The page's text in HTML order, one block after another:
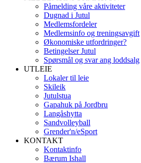
Påmelding våre aktiviteter
Dugnad i Jutul
Medlemsfordeler
Medlemsinfo og treningsavgift
Økonomiske utfordringer?
Betingelser Jutul
Spørsmål og svar ang loddsalg
UTLEIE
Lokaler til leie
Skileik
Jutulstua
Gapahuk på Jordbru
Langåshytta
Sandvolleyball
Grender'n/eSport
KONTAKT
Kontaktinfo
Bærum Ishall